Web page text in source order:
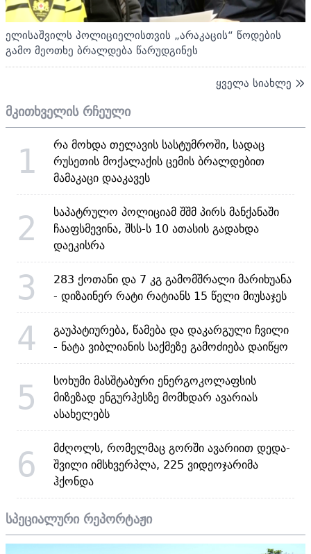
ელისაშვილს პოლიციელისთვის „არაკაცის“ წოდების
გამო მეოთხე ბრალდება წარუდგინეს
ყველა სიახლე
მკითხველის რჩეული
1
რა მოხდა თელავის სასტუმროში, სადაც
რუსეთის მოქალაქის ცემის ბრალდებით
მამაკაცი დააკავეს
2
საპატრულო პოლიციამ შშმ პირს მანქანაში
ჩააფსმევინა, შსს-ს 10 ათასის გადახდა
დაეკისრა
3
283 ქოთანი და 7 კგ გამომშრალი მარიხუანა
- დიზაინერ რატი რატიანს 15 წელი მიუსაჯეს
4
გაუპატიურება, წამება და დაკარგული ჩვილი
- ნატა ვიბლიანის საქმეზე გამოძიება დაიწყო
5
სოხუმი მასშტაბური ენერგოკოლაფსის
მიზეზად ენგურჰესზე მომხდარ ავარიას
ასახელებს
6
მძღოლს, რომელმაც გორში ავარიით დედა-
შვილი იმსხვერპლა, 225 ვიდეოჯარიმა
ჰქონდა
სპეციალური რეპორტაჟი